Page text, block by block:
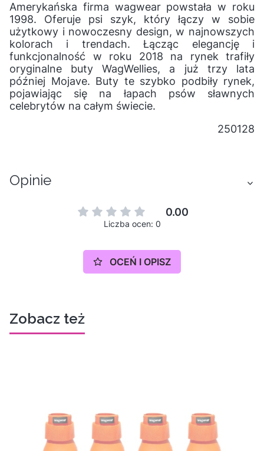
Amerykańska firma wagwear powstała w roku
1998. Oferuje psi szyk, który łączy w sobie
użytkowy i nowoczesny design, w najnowszych
kolorach i trendach. Łącząc elegancję i
funkcjonalność w roku 2018 na rynek trafiły
oryginalne buty WagWellies, a już trzy lata
później Mojave. Buty te szybko podbiły rynek,
pojawiając się na łapach psów sławnych
celebrytów na całym świecie.
250128
Opinie
0.00
Liczba ocen: 0
OCEŃ I OPISZ
Zobacz też